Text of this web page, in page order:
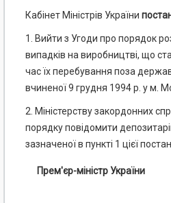
Кабінет Міністрів України
1. Вийти з Угоди про порядок
випадків на виробництві, що
час їх перебування поза
вчиненої 9 грудня 1994 р. у м.
2. Міністерству закордонних
порядку повідомити
зазначеної в пункті 1 цієї
Прем'єр-міністр України